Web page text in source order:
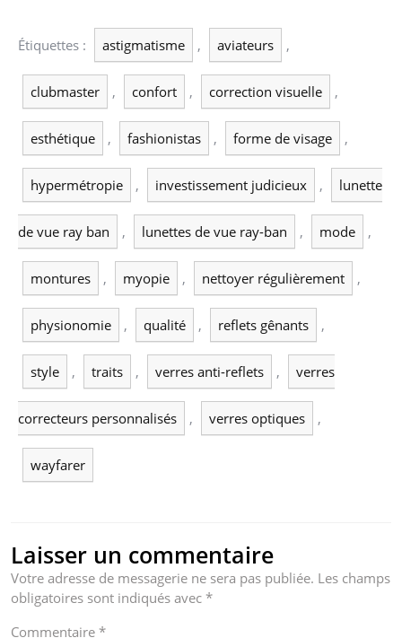
Étiquettes : astigmatisme , aviateurs ,
clubmaster , confort , correction visuelle ,
esthétique , fashionistas , forme de visage ,
hypermétropie , investissement judicieux , lunette
de vue ray ban , lunettes de vue ray-ban , mode ,
montures , myopie , nettoyer régulièrement ,
physionomie , qualité , reflets gênants ,
style , traits , verres anti-reflets , verres
correcteurs personnalisés , verres optiques ,
wayfarer
Laisser un commentaire
Votre adresse de messagerie ne sera pas publiée. Les champs
obligatoires sont indiqués avec *
Commentaire *